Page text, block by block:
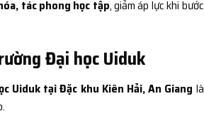
tác phong học tập, giảm áp lực khi bước
Đại học Uiduk
Uiduk tại Đặc khu Kiên Hải, An Giang là